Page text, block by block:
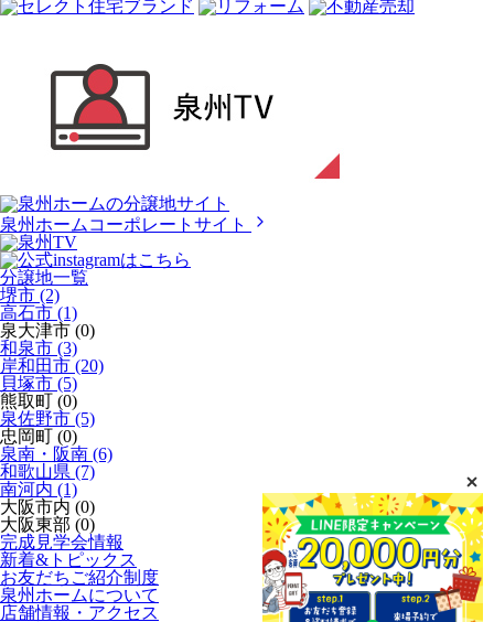
泉州ホームコーポレートサイト
分譲地一覧
堺市 (2)
高石市 (1)
泉大津市 (0)
和泉市 (3)
岸和田市 (20)
貝塚市 (5)
熊取町 (0)
泉佐野市 (5)
忠岡町 (0)
泉南・阪南 (6)
和歌山県 (7)
南河内 (1)
大阪市内 (0)
大阪東部 (0)
完成見学会情報
新着&トピックス
お友だちご紹介制度
泉州ホームについて
店舗情報・アクセス